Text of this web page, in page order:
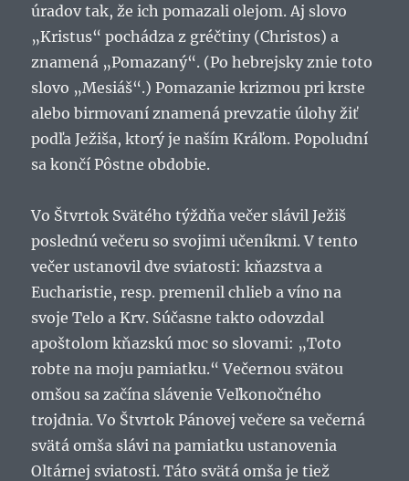
úradov tak, že ich pomazali olejom. Aj slovo
„Kristus“ pochádza z gréčtiny (Christos) a
znamená „Pomazaný“. (Po hebrejsky znie toto
slovo „Mesiáš“.) Pomazanie krizmou pri krste
alebo birmovaní znamená prevzatie úlohy žiť
podľa Ježiša, ktorý je naším Kráľom. Popoludní
sa končí Pôstne obdobie.
Vo Štvrtok Svätého týždňa večer slávil Ježiš
poslednú večeru so svojimi učeníkmi. V tento
večer ustanovil dve sviatosti: kňazstva a
Eucharistie, resp. premenil chlieb a víno na
svoje Telo a Krv. Súčasne takto odovzdal
apoštolom kňazskú moc so slovami: „Toto
robte na moju pamiatku.“ Večernou svätou
omšou sa začína slávenie Veľkonočného
trojdnia. Vo Štvrtok Pánovej večere sa večerná
svätá omša slávi na pamiatku ustanovenia
Oltárnej sviatosti. Táto svätá omša je tiež